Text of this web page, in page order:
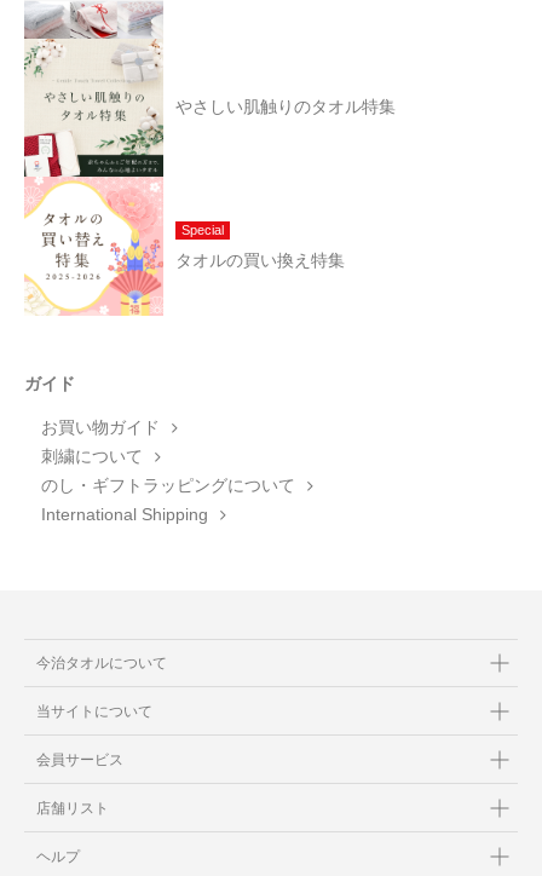
やさしい肌触りのタオル特集
Special
タオルの買い換え特集
ガイド
お買い物ガイド
刺繍について
のし・ギフトラッピングについて
International Shipping
今治タオルについて
当サイトについて
会員サービス
店舗リスト
ヘルプ